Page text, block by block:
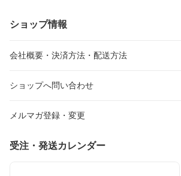
ふとん インフレータブル
インフレーター キャンプ
クシー セレナ エアーマ
ット 腰らく MT-108F
袋 防災 シングル
ショップ情報
会社概要・決済方法・配送方法
ショップへ問い合わせ
メルマガ登録・変更
受注・発送カレンダー